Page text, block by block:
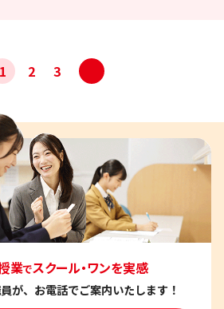
1 2 3
業でスクール・ワンを実感
が、お電話でご案内いたします！